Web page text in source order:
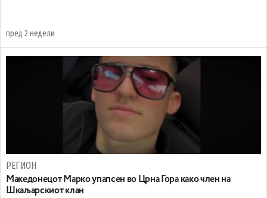
пред 2 недели
РЕГИОН
Maкедонецот Марко упапсен во Црна Гора како член на
Шкаљарскиот клан